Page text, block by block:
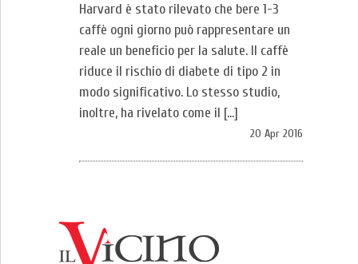
Harvard è stato rilevato che bere 1-3
caffè ogni giorno può rappresentare un
reale un beneficio per la salute. Il caffè
riduce il rischio di diabete di tipo 2 in
modo significativo. Lo stesso studio,
inoltre, ha rivelato come il […]
20 Apr 2016